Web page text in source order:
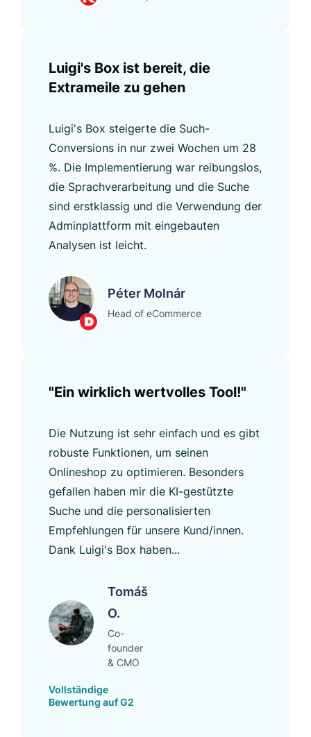
Luigi's Box ist bereit, die
Extrameile zu gehen
Luigi's Box steigerte die Such-
Conversions in nur zwei Wochen um 28
%. Die Implementierung war reibungslos,
die Sprachverarbeitung und die Suche
sind erstklassig und die Verwendung der
Adminplattform mit eingebauten
Analysen ist leicht.
Péter Molnár
Head of eCommerce
"Ein wirklich wertvolles Tool!"
Die Nutzung ist sehr einfach und es gibt
robuste Funktionen, um seinen
Onlineshop zu optimieren. Besonders
gefallen haben mir die KI-gestützte
Suche und die personalisierten
Empfehlungen für unsere Kund/innen.
Dank Luigi's Box haben...
Tomáš
O.
Co-
founder
& CMO
Vollständige
Bewertung auf G2